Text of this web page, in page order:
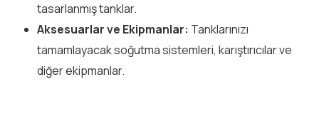
tasarlanmış tanklar.
Aksesuarlar ve Ekipmanlar: Tanklarınızı
tamamlayacak soğutma sistemleri, karıştırıcılar ve
diğer ekipmanlar.